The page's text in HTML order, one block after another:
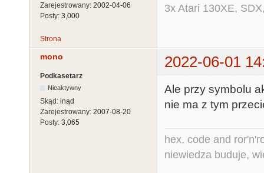
Zarejestrowany: 2002-04-06
Posty: 3,000
3x Atari 130XE,
Strona
mono 2022-06-01
Podkasetarz
Nieaktywny
Skąd: inąd
Zarejestrowany: 2007-08-20
Posty: 3,065
Ale przy symbolu
nie ma z tym
hex, code and
niewiedza buduje,